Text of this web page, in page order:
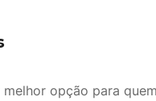
opção para